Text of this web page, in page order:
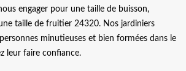
engager pour une taille de buisson,
taille de fruitier 24320. Nos jardiniers
minutieuses et bien formées dans le
leur faire confiance.